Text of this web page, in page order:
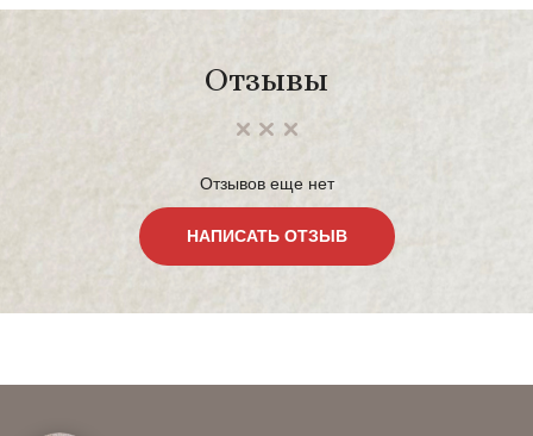
Отзывы
Отзывов еще нет
НАПИСАТЬ ОТЗЫВ